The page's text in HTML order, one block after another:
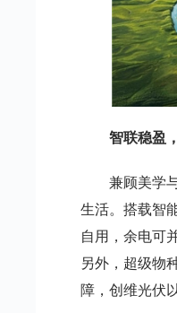
智联稳盈
兼顾美学
生活。搭载智
自用，余电可
另外，超级物
障，创维光伏